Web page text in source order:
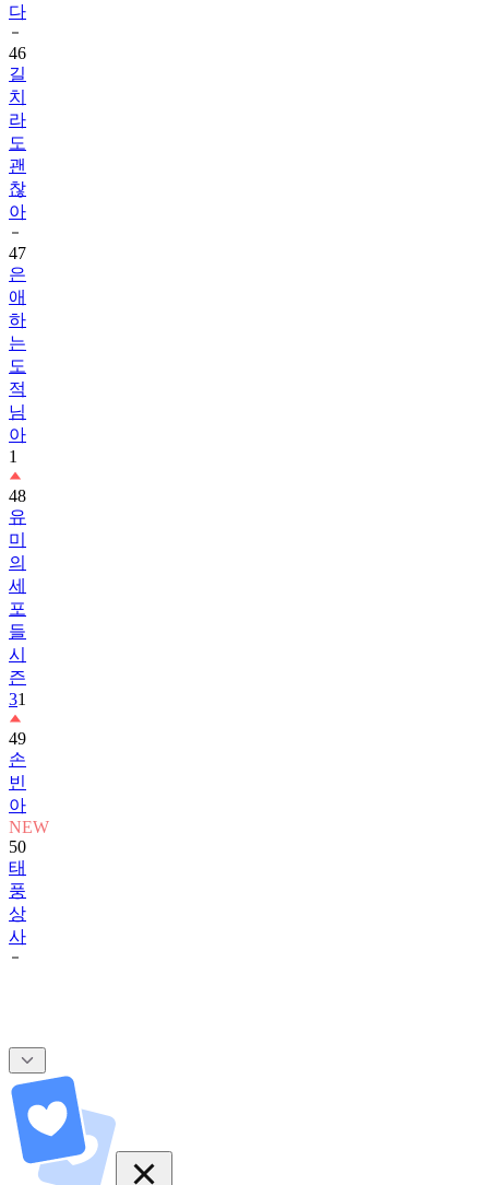
다
46
길
치
라
도
괜
찮
아
47
은
애
하
는
도
적
님
아
1
48
유
미
의
세
포
들
시
즌
31
49
손
빈
아
NEW
50
태
풍
상
사